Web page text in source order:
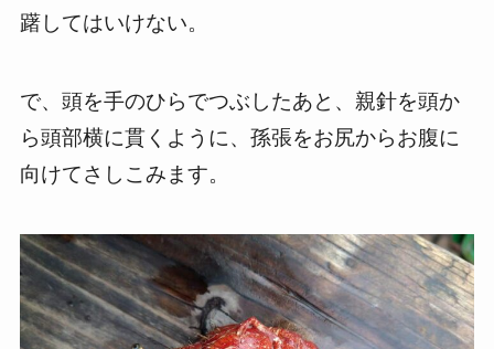
躇してはいけない。
で、頭を手のひらでつぶしたあと、親針を頭か
ら頭部横に貫くように、孫張をお尻からお腹に
向けてさしこみます。